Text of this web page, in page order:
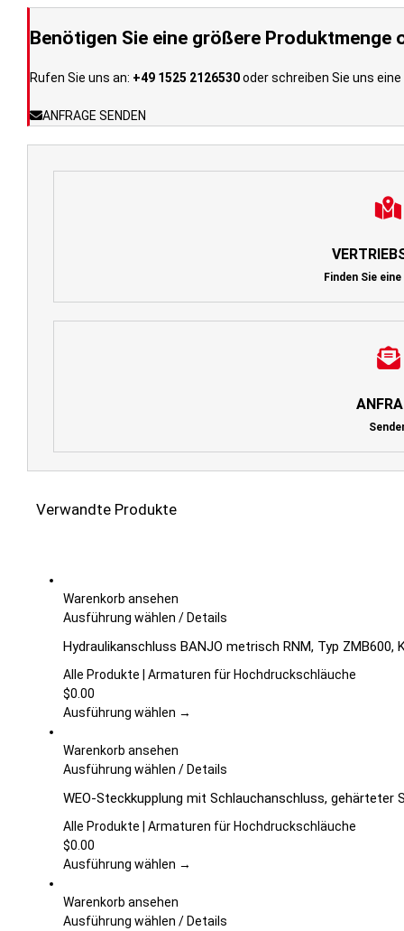
Benötigen Sie eine größere Produktmenge
Rufen Sie uns an: +49 1525 2126530oder schreiben Sie uns eine
ANFRAGE SENDEN
Finden Sie
Verwandte Produkte
Warenkorb ansehen
Ausführung wählen Dieses
weist
mehrere
auf.
Optionen
können
der
Produktseite
werden
/Details
Hydraulikanschluss BANJO metrisch RNM, Typ
Alle Produkte | Armaturen für Hochdruckschläuche
$0.00
Ausführung wählen →
Warenkorb ansehen
Ausführung wählen Dieses
weist
mehrere
auf.
Optionen
können
/Details
WEO-Steckkupplung mit Schlauchanschluss, gehärteter
Alle Produkte | Armaturen für Hochdruckschläuche
$0.00
Ausführung wählen →
Warenkorb ansehen
Ausführung wählen Dieses
/Details